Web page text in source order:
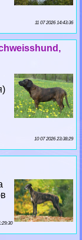
11 07 2026 14:43:36
10 07 2026 23:38:29